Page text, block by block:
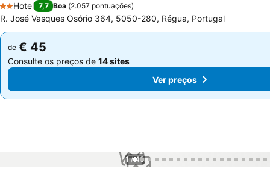
2 Estrelas
Hotel 7,7 Boa (2.057 pontuações)
R. José Vasques Osório 364, 5050-280, Régua, Portugal
de € 45
Consulte os preços de 14 sites
de € 45
Consulte os preços de 14 sites
Ver preços
1 / 40